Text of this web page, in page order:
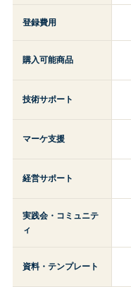
登録費用
購入可能商品
技術サポート
マーケ支援
経営サポート
実践会・コミュニテ
ィ
資料・テンプレート